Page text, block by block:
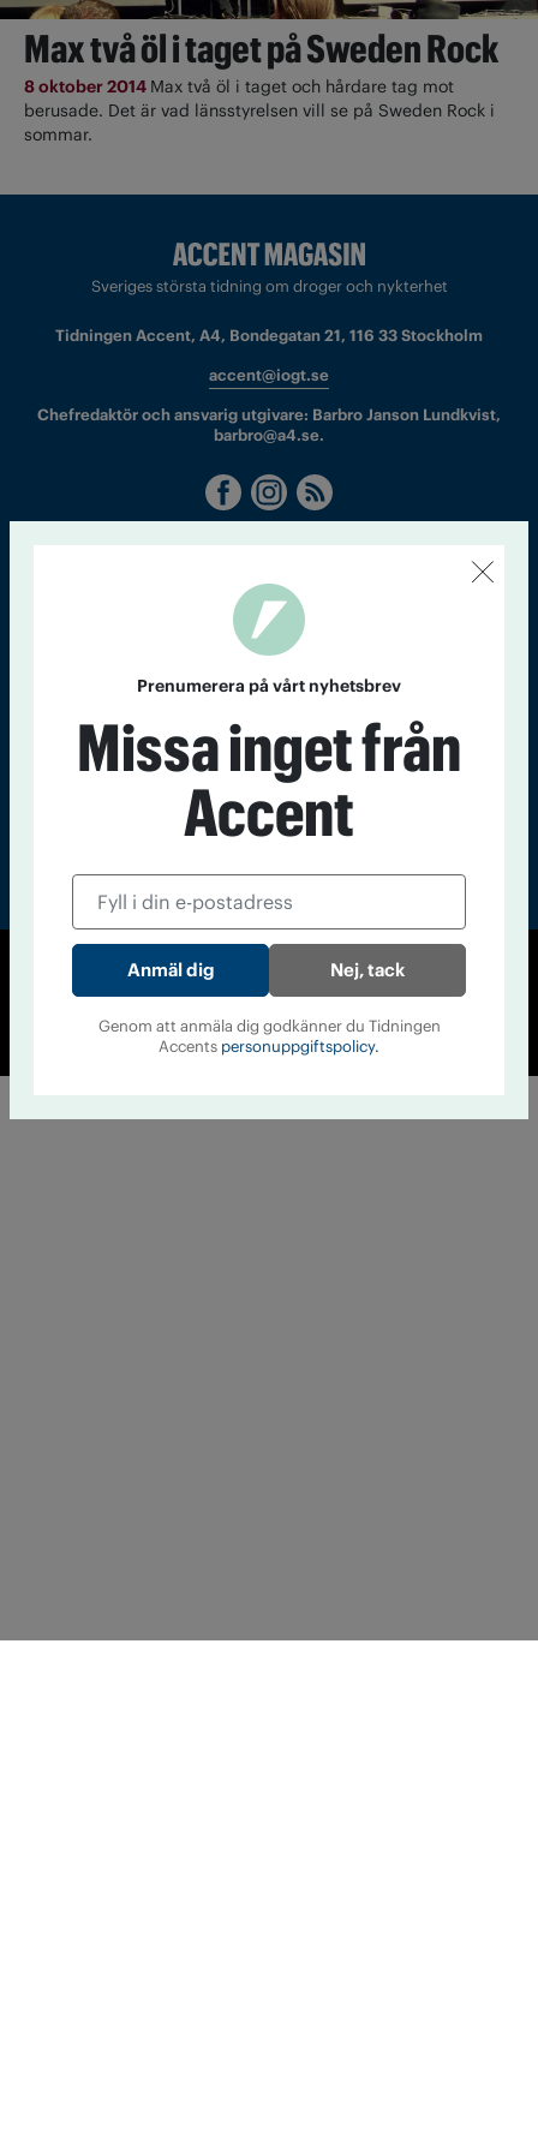
Max två öl i taget på Sweden Rock
8 oktober 2014 Max två öl i taget och hårdare tag mot
berusade. Det är vad länsstyrelsen vill se på Sweden Rock i
sommar.
Sveriges största tidning om droger och nykterhet
Tidningen Accent, A4, Bondegatan 21, 116 33 Stockholm
accent@iogt.se
Chefredaktör och ansvarig utgivare: Barbro Janson Lundkvist,
barbro@a4.se.
nummer av
© Tidningen Accent 2026
Cookiepolicy
Personuppgiftspolicy
Prenumerera på vårt nyhetsbrev
Missa inget från
Accent
Nej, tack
Genom att anmäla dig godkänner du Tidningen
Accents personuppgiftspolicy.